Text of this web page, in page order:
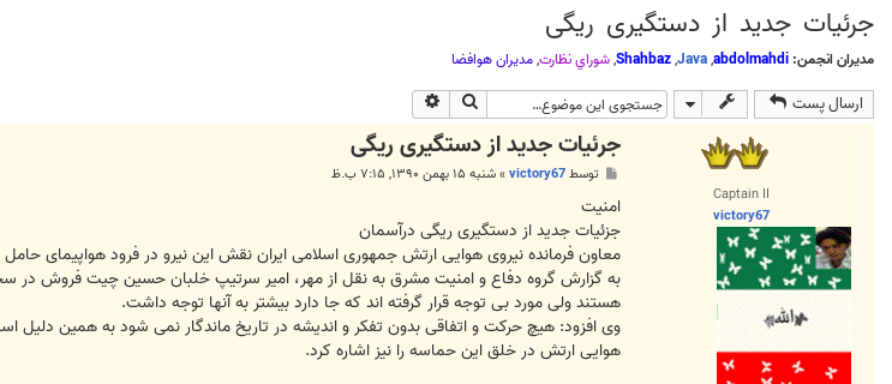
جرئیات جدید از دستگیری ریگی
مدیران انجمن: abdolmahdi
,
Java
,
Shahbaz
,شوراي نظارت,مديران هوافضا
ارسال پست جستجو
Captain II
victory67
جرئیات جدید از دستگیری ریگی
ت
توسطvictory67
»شنبه ۱۵ بهمن ۱۳۹۰, ۷:۱۵ ب.ظ
امنیت
جزئیات جدید از دستگیری ریگی درآسمان
معاون فرمانده نیروی هوایی ارتش جمهوری اسلامی ایران نقش این نیرو در فرود هواپیمای حامل
به گزارش گروه دفاع و امنیت مشرق به نقل از مهر، امیر سرتیپ خلبان حسین چیت فروش در
هستند ولی مورد بی توجه قرار گرفته اند که جا دارد بیشتر به آنها توجه داشت.
هوایی ارتش در خلق این حماسه را نیز اشاره کرد.